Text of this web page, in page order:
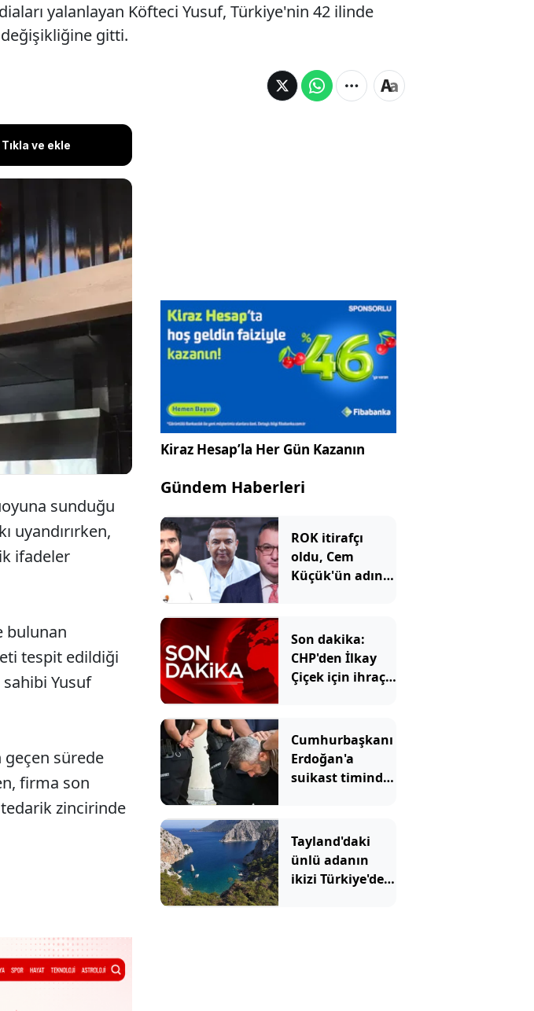
yalanlayan Köfteci Yusuf, Türkiye'nin 42 ilinde
gitti.
ve ekle
tarafından
ürünlerinde
yalanlayan Köfteci
şubesinde dikkat
sunduğu
uyandırırken,
ifadeler
bulunan
tespit edildiği
Yusuf
sürede
firma son
zincirinde
Kiraz Hesap’la Her Gün Kazanın
Gündem Haberleri
ROK itirafçı
oldu, Cem
Küçük'ün adını
Son dakika:
CHP'den İlkay
Çiçek için ihraç
Cumhurbaşkanı
Erdoğan'a
suikast timinde
ablası da
gözaltına alındı
Tayland'daki
ünlü adanın
ikizi Türkiye'de